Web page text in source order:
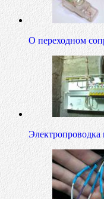
О переходном